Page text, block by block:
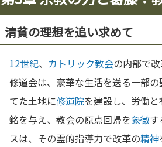
清貧の理想を追い求めて
12世紀、 カトリック教会の内部で
修道会は、豪華な生活を送る一部
てた土地に修道院を建設し、労働
銘を与え、教会の原点回帰を象徴す
スは、その霊的指導力で改革の精神